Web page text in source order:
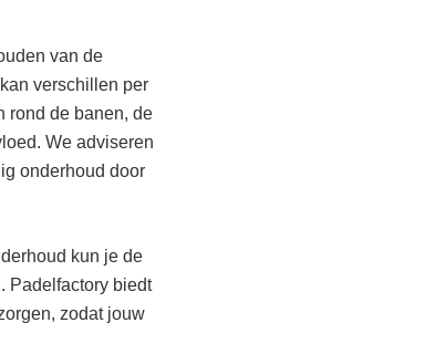
van de
verschillen per
rond de banen, de
We adviseren
onderhoud door
kun je de
Padelfactory biedt
zodat jouw